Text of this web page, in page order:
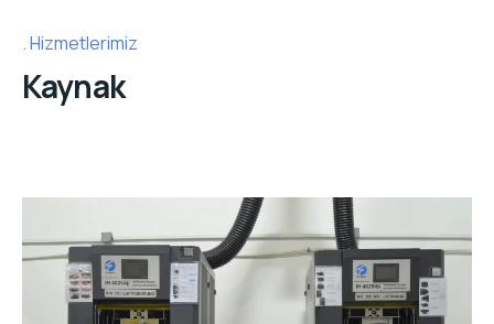
Hizmetlerimiz
Kaynak